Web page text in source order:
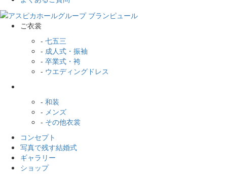
ご衣裳
- 七五三
- 成人式・振袖
- 卒業式・袴
- ウエディングドレス
- 和装
- メンズ
- その他衣裳
コンセプト
写真で残す結婚式
ギャラリー
ショップ